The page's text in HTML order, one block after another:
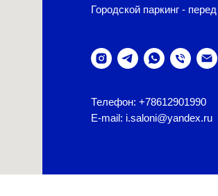
Городской паркинг -
Телефон: +78612901990
E-mail: i.saloni@yandex.ru